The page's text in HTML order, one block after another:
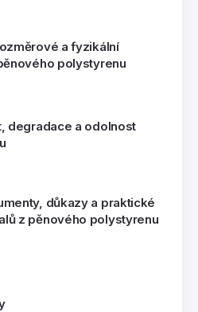
a fyzikální
polystyrenu
degradace a odolnost
důkazy a praktické
z pěnového polystyrenu